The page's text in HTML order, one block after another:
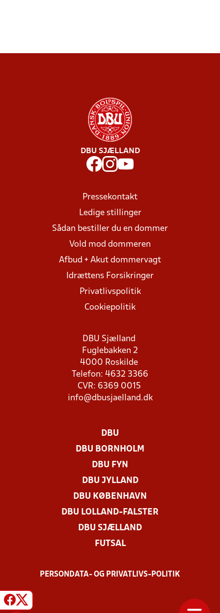
DBU SJÆLLAND
Pressekontakt
Ledige stillinger
Sådan bestiller du en dommer
Vold mod dommeren
Afbud + Akut dommervagt
Idrættens Forsikringer
Privatlivspolitik
Cookiepolitik
DBU Sjælland
Fuglebakken 2
4000 Roskilde
Telefon: 4632 3366
CVR: 6369 0015
info@dbusjaelland.dk
DBU
DBU BORNHOLM
DBU FYN
DBU JYLLAND
DBU KØBENHAVN
DBU LOLLAND-FALSTER
DBU SJÆLLAND
FUTSAL
PERSONDATA- OG PRIVATLIVS-POLITIK